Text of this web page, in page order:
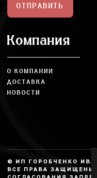
ОТПРАВИТЬ
Компания
О КОМПАНИИ
ДОСТАВКА
НОВОСТИ
© ИП ГОРОБЧЕНКО
ВСЕ ПРАВА